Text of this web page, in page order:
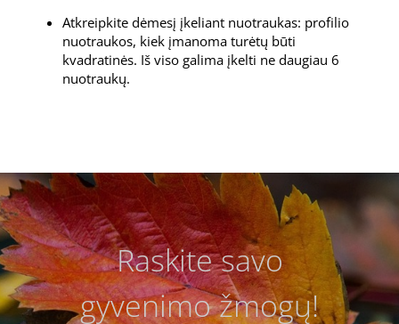
Atkreipkite dėmesį įkeliant nuotraukas: profilio
nuotraukos, kiek įmanoma turėtų būti
kvadratinės. Iš viso galima įkelti ne daugiau 6
nuotraukų.
Raskite savo
gyvenimo žmogų!